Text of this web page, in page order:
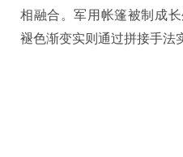
相融合。军用帐篷被制成
褪色渐变实则通过拼接手法